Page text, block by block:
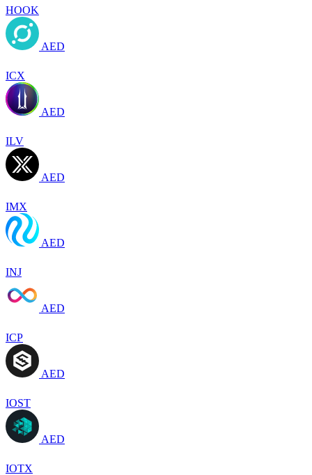
HOOK
AED
ICX
AED
ILV
AED
IMX
AED
INJ
AED
ICP
AED
IOST
AED
IOTX